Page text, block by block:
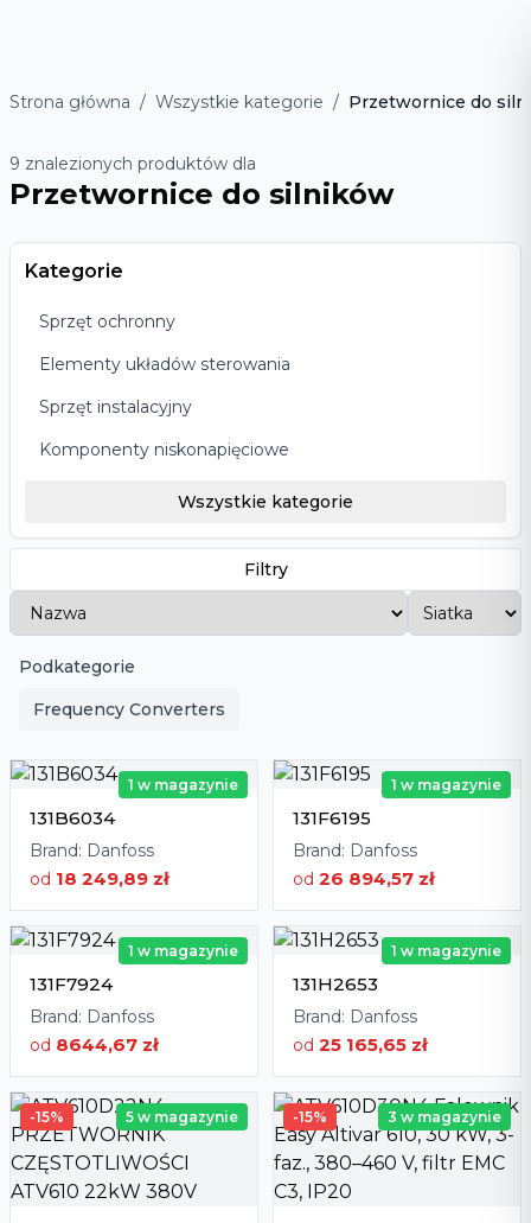
Strona główna / Wszystkie kategorie / Przetwornice do
9 znalezionych produktów dla
Przetwornice do silników
Kategorie
Sprzęt ochronny
Elementy układów sterowania
Sprzęt instalacyjny
Komponenty niskonapięciowe
Wszystkie kategorie
Filtry
Podkategorie
Frequency Converters
1 w magazynie
131B6034
Brand: Danfoss
od 18 249,89 zł
1 w magazynie
131F6195
Brand: Danfoss
od 26 894,57 zł
1 w magazynie
131F7924
Brand: Danfoss
od 8644,67 zł
1 w magazynie
131H2653
Brand: Danfoss
od 25 165,65 zł
-15% 5 w magazynie -15% 3 w magazynie